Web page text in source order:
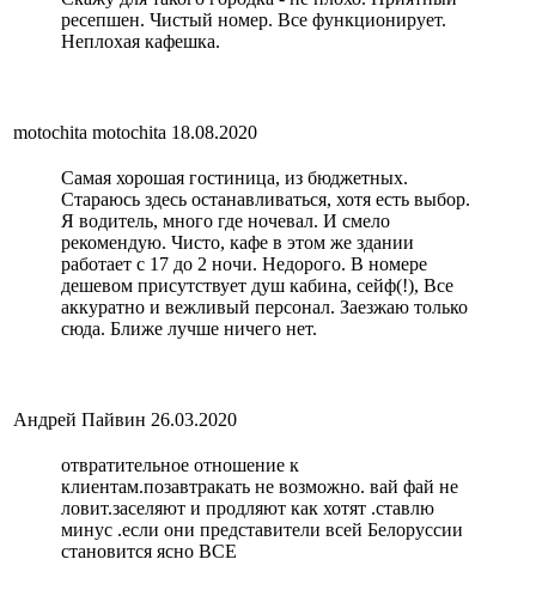
ресепшен. Чистый номер. Все функционирует.
Неплохая кафешка.
motochita motochita 18.08.2020
Самая хорошая гостиница, из бюджетных.
Стараюсь здесь останавливаться, хотя есть выбор.
Я водитель, много где ночевал. И смело
рекомендую. Чисто, кафе в этом же здании
работает с 17 до 2 ночи. Недорого. В номере
дешевом присутствует душ кабина, сейф(!), Все
аккуратно и вежливый персонал. Заезжаю только
сюда. Ближе лучше ничего нет.
Андрей Пайвин 26.03.2020
отвратительное отношение к
клиентам.позавтракать не возможно. вай фай не
ловит.заселяют и продляют как хотят .ставлю
минус .если они представители всей Белоруссии
становится ясно ВСЕ